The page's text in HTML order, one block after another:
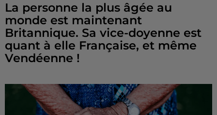
La personne la plus âgée au
monde est maintenant
Britannique. Sa vice-doyenne est
quant à elle Française, et même
Vendéenne !